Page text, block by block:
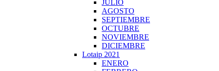
JULIO
AGOSTO
SEPTIEMBRE
OCTUBRE
NOVIEMBRE
DICIEMBRE
Lotaip 2021
ENERO